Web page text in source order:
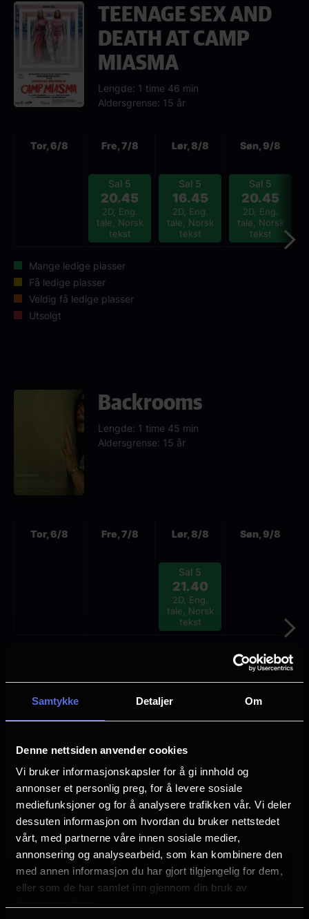
Samtykke Detaljer Om
Denne nettsiden anvender cookies
Vi bruker informasjonskapsler for å gi innhold og
annonser et personlig preg, for å levere sosiale
mediefunksjoner og for å analysere trafikken vår. Vi deler
dessuten informasjon om hvordan du bruker nettstedet
vårt, med partnerne våre innen sosiale medier,
annonsering og analysearbeid, som kan kombinere den
med annen informasjon du har gjort tilgjengelig for dem,
eller som de har samlet inn gjennom din bruk av
TEENAGE SEX AND
DEATH AT CAMP
MIASMA
Lengde: 1 time 46 min
Aldersgrense: 15 år
Tor, 6/8 Fre, 7/8
Sal 5
20.45
2D, Eng.
tale, Norsk
tekst
Lør, 8/8
Sal 5
16.45
2D, Eng.
tale, Norsk
tekst
Søn, 9/8
Sal 5
20.45
2D, Eng.
tale, Norsk
tekst
Mange ledige plasser
Få ledige plasser
Veldig få ledige plasser
Utsolgt
Backrooms
Lengde: 1 time 45 min
Aldersgrense: 15 år
Tor, 6/8 Fre, 7/8 Lør, 8/8
Sal 5
21.40
2D, Eng.
tale, Norsk
tekst
Søn, 9/8
Utsolgt
Superhunden Charlie
Lengde: 1 time 35 min
Aldersgrense: 6 år